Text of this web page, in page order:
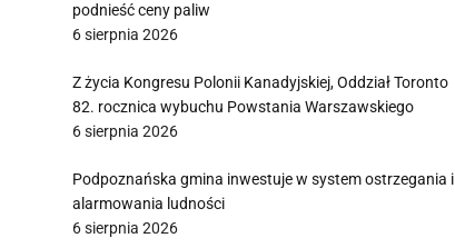
podnieść ceny paliw
6 sierpnia 2026
Z życia Kongresu Polonii Kanadyjskiej, Oddział Toronto
82. rocznica wybuchu Powstania Warszawskiego
6 sierpnia 2026
Podpoznańska gmina inwestuje w system ostrzegania i
alarmowania ludności
6 sierpnia 2026